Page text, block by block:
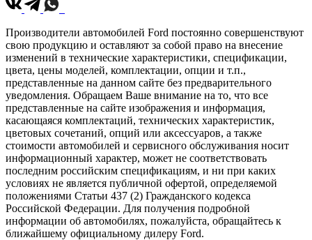
Производители автомобилей Ford постоянно совершенствуют
свою продукцию и оставляют за собой право на внесение
изменений в технические характеристики, спецификации,
цвета, цены моделей, комплектации, опции и т.п.,
представленные на данном сайте без предварительного
уведомления. Обращаем Ваше внимание на то, что все
представленные на сайте изображения и информация,
касающаяся комплектаций, технических характеристик,
цветовых сочетаний, опций или аксессуаров, а также
стоимости автомобилей и сервисного обслуживания носит
информационный характер, может не соответствовать
последним российским спецификациям, и ни при каких
условиях не является публичной офертой, определяемой
положениями Статьи 437 (2) Гражданского кодекса
Российской Федерации. Для получения подробной
информации об автомобилях, пожалуйста, обращайтесь к
ближайшему официальному дилеру Ford.